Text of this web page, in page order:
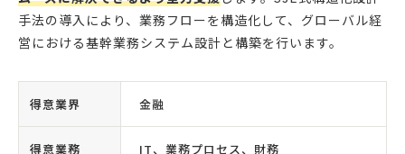
手法の導入により、業務フローを構造化して、グローバル経
営における基幹業務システム設計と構築を行います。
得意業界 金融
得意業務 IT、業務プロセス、財務